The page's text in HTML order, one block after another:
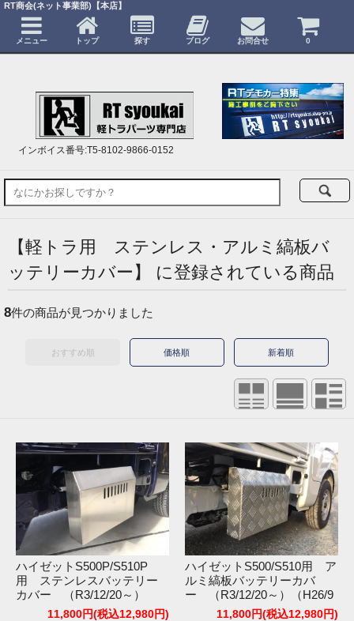
インボイス番号:T5-8102-9866-0152
【軽トラ用 ステンレス・アルミ縞板バ
ッテリーカバー】 に登録されている商品
8件の商品が見つかりました
おすすめ順 価格順 新着順
ハイゼットS500P/S510P
用 ステンレスバッテリー
カバー （R3/12/20～）
（H26/9～R3/12/19）
11,800円(税込12,980円)
ハイゼットS500/S510用 ア
ルミ縞板バッテリーカバ
ー （R3/12/20～）（H26/9
～R3/12/19）
11,800円(税込12,980円)
RT商会(ネット事業部)【本店】
メニュー トップ 探す ブログ お問合せ 0